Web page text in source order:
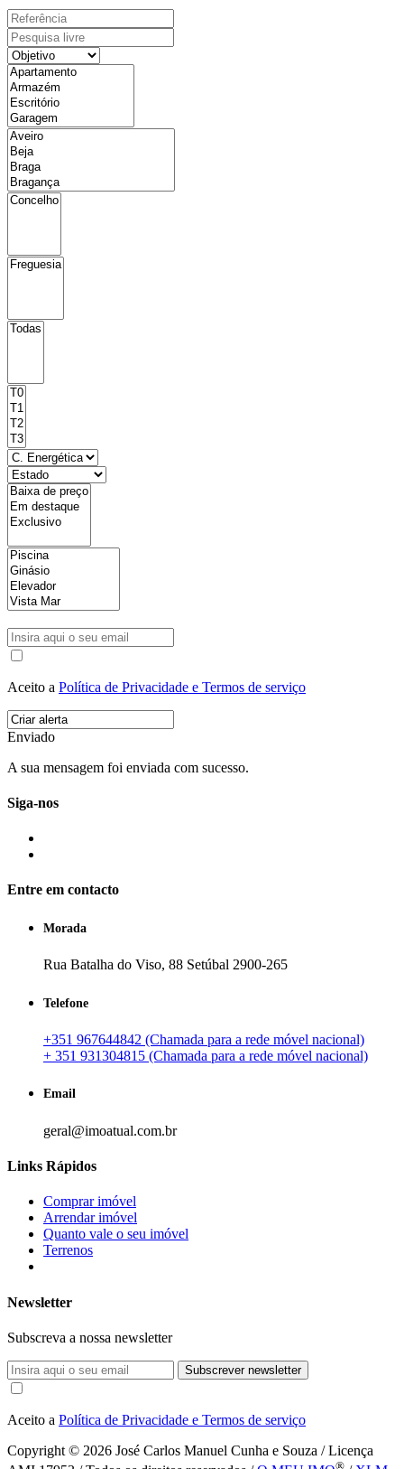
Aceito a Política de Privacidade e Termos de serviço
Enviado
A sua mensagem foi enviada com sucesso.
Siga-nos
Entre em contacto
Morada
Rua Batalha do Viso, 88 Setúbal 2900-265
Telefone
+351 967644842 (Chamada para a rede móvel nacional)
+ 351 931304815 (Chamada para a rede móvel nacional)
Email
geral@imoatual.com.br
Links Rápidos
Comprar imóvel
Arrendar imóvel
Quanto vale o seu imóvel
Terrenos
Newsletter
Subscreva a nossa newsletter
Subscrever newsletter
Aceito a Política de Privacidade e Termos de serviço
Copyright © 2026 José Carlos Manuel Cunha e Souza / Licença
®